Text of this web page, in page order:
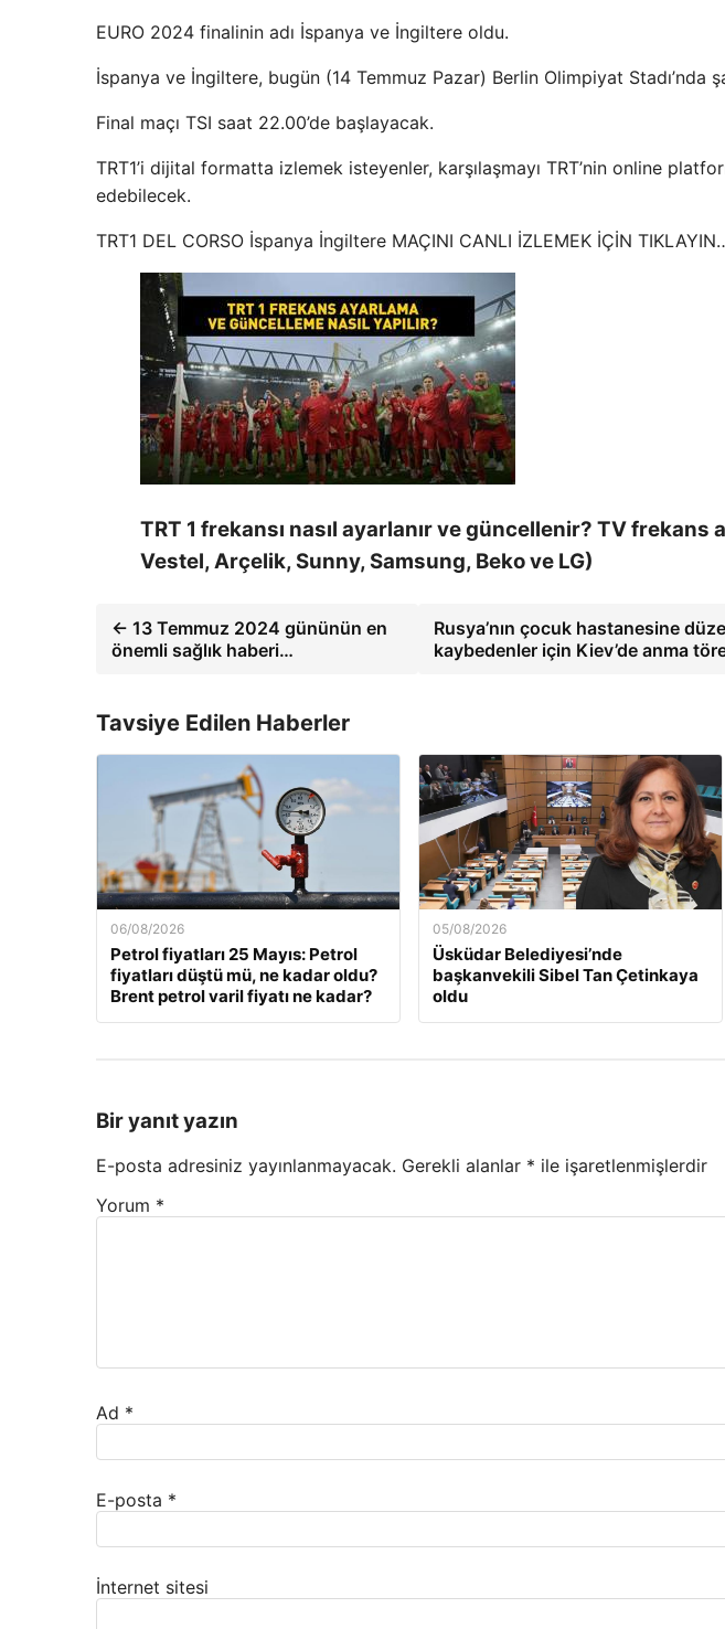
EURO 2024 finalinin adı İspanya ve İngiltere oldu.
İspanya ve İngiltere, bugün (14 Temmuz Pazar) Berlin Olimpiyat Stadı’nda
Final maçı TSI saat 22.00’de başlayacak.
TRT1’i dijital formatta izlemek isteyenler, karşılaşmayı TRT’nin online
edebilecek.
TRT1 DEL CORSO İspanya İngiltere MAÇINI CANLI İZLEMEK İÇİN
TRT 1 frekansı nasıl ayarlanır ve güncellenir? TV frekans
Vestel, Arçelik, Sunny, Samsung, Beko ve LG)
← 13 Temmuz 2024 gününün en
önemli sağlık haberi…
Rusya’nın çocuk hastanesine
kaybedenler için Kiev’de anma
Tavsiye Edilen Haberler
06/08/2026
Petrol fiyatları 25 Mayıs: Petrol
fiyatları düştü mü, ne kadar oldu?
Brent petrol varil fiyatı ne kadar?
05/08/2026
Üsküdar Belediyesi’nde
başkanvekili Sibel Tan Çetinkaya
oldu
Bir yanıt yazın
E-posta adresiniz yayınlanmayacak. Gerekli alanlar * ile işaretlenmişlerdir
Yorum *
Ad *
E-posta *
İnternet sitesi